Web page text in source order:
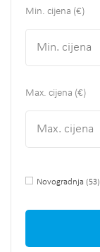
Min. cijena (€)
Max. cijena (€)
Novogradnja (53)